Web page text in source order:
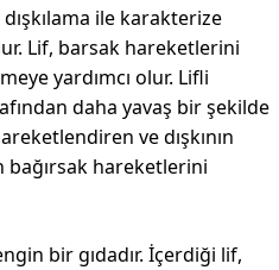
ile karakterize
Lif, barsak hareketlerini
yardımcı olur. Lifli
daha yavaş bir şekilde
ve dışkının
bağırsak hareketlerini
bir gıdadır. İçerdiği lif,